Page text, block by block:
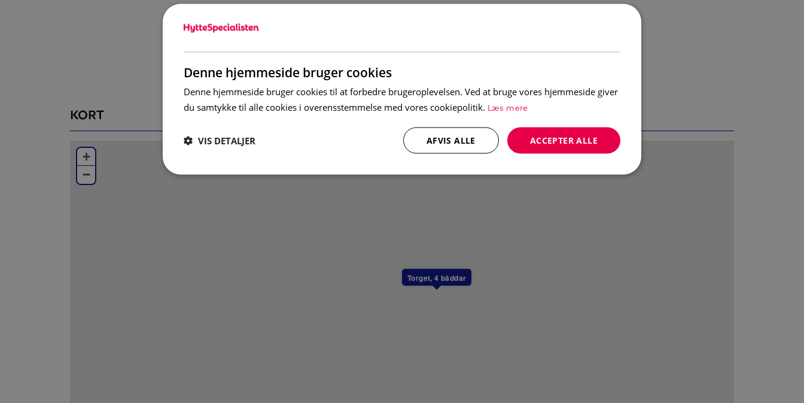
I badrummet finns WC och dusch.
Övrigt
I lägenheten finns ett torkskåp.
Som standard hos oss finns en barnstol och en barnsäng i varje boende (täcke och
KORT
Torget, 4 bäddar
+
−
Denne hjemmeside bruger cookies
Denne hjemmeside bruger cookies til at forbedre brugeroplevelsen. Ved at bruge vores hjemmeside giver
du samtykke til alle cookies i overensstemmelse med vores cookiepolitik. Læs mere
ACCEPTER ALLE
AFVIS ALLE
VIS DETALJER